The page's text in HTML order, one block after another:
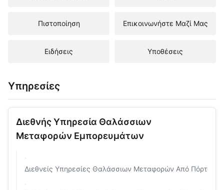
Πιστοποίηση Επικοινωνήστε Μαζί Μας
Ειδήσεις Υποθέσεις
Υπηρεσίες
Διεθνής Υπηρεσία Θαλάσσιων
Μεταφορών Εμπορευμάτων
Διεθνείς Υπηρεσίες Θαλάσσιων Μεταφορών Από Πόρτα